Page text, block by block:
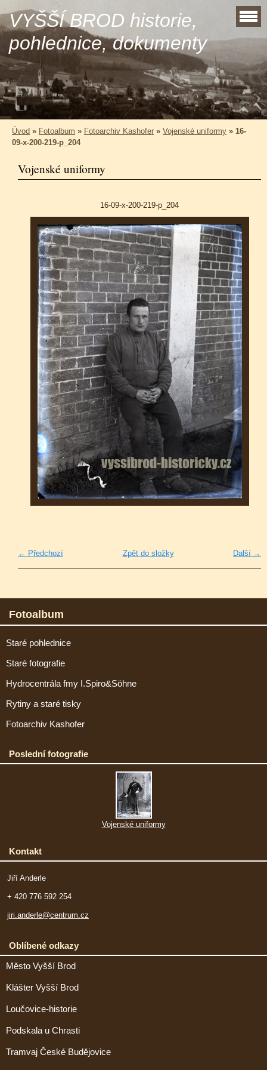
VYŠŠÍ BROD historie,
pohlednice, dokumenty
Úvod » Fotoalbum » Fotoarchiv Kashofer » Vojenské uniformy » 16-
09-x-200-219-p_204
Vojenské uniformy
16-09-x-200-219-p_204
← Předchozí Další →
Zpět do složky
Fotoalbum
Staré pohlednice
Staré fotografie
Hydrocentrála fmy I.Spiro&Söhne
Rytiny a staré tisky
Fotoarchiv Kashofer
Poslední fotografie
Vojenské uniformy
Kontakt
Jiří Anderle
+ 420 776 592 254
jiri.anderle@centrum.cz
Oblíbené odkazy
Město Vyšší Brod
Klášter Vyšší Brod
Loučovice-historie
Podskala u Chrasti
Tramvaj České Budějovice